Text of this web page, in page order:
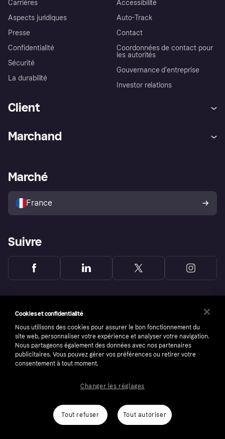
Carrières
Aspects juridiques
Presse
Confidentialité
Sécurité
La durabilité
Accessibilité
Auto-Track
Contact
Coordonnées de contact pour
les autorités
Gouvernance d’entreprise
Investor relations
Client
Explorez les magasins
Politique de protection de
l’acheteur Klarna
Marchand
Portail Marchand
Marché
France
Suivre
number: 556737-0431
ConditionsCookiesKlarna.com
Cookies et confidentialité
Nous utilisons des cookies pour assurer le bon fonctionnement du
site web, personnaliser votre expérience et analyser votre navigation.
Nous partageons également des données avec nos partenaires
publicitaires. Vous pouvez gérer vos préférences ou retirer votre
consentement à tout moment.
Tout refuser Tout autoriser
Changer les réglages